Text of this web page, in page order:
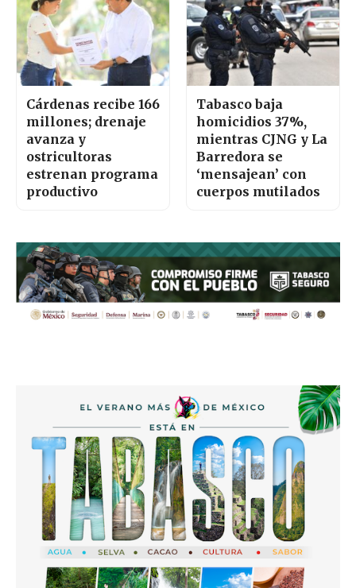
Cárdenas recibe 166
millones; drenaje
avanza y
ostricultoras
estrenan programa
productivo
Tabasco baja
homicidios 37%,
mientras CJNG y La
Barredora se
‘mensajean’ con
cuerpos mutilados